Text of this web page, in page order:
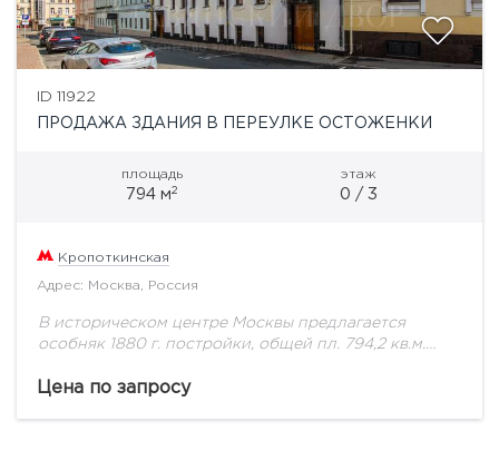
ID 11922
ПРОДАЖА ЗДАНИЯ В ПЕРЕУЛКЕ ОСТОЖЕНКИ
площадь
794 м2
этаж
0 / 3
Кропоткинская
Адрес: Москва, Россия
В историческом центре Москвы предлагается
особняк 1880 г. постройки, общей пл. 794,2 кв.м.
Здание после реконструкции. Выполнен
Цена по запросу